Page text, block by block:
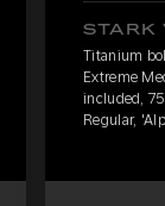
STARK
Titanium
Extreme
included,
Regular,